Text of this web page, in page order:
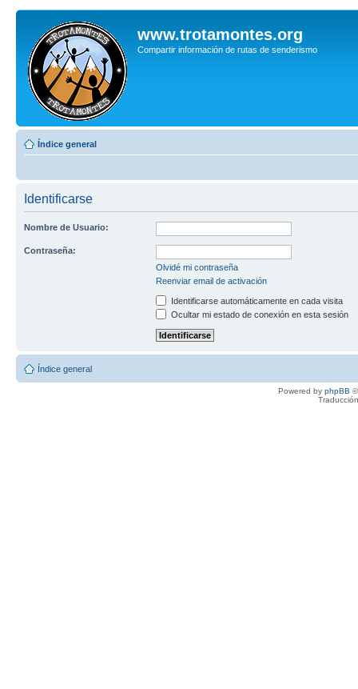
www.trotamontes.org
Compartir información de rutas de senderismo
Índice general
Identificarse
Nombre de Usuario:
Contraseña:
Olvidé mi contraseña
Reenviar email de activación
Identificarse automáticamente en cada visita
Ocultar mi estado de conexión en esta sesión
Índice general
Powered by phpBB